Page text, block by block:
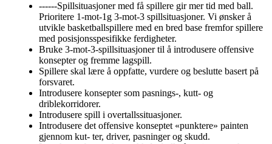
------Spillsituasjoner med få spillere gir mer tid med ball.
Prioritere 1-mot-1g 3-mot-3 spillsituasjoner. Vi ønsker å
utvikle basketballspillere med en bred base fremfor spillere
med posisjonsspesifikke ferdigheter.
Bruke 3-mot-3-spillsituasjoner til å introdusere offensive
konsepter og fremme lagspill.
Spillere skal lære å oppfatte, vurdere og beslutte basert på
forsvaret.
Introdusere konsepter som pasnings-, kutt- og
driblekorridorer.
Introdusere spill i overtallssituasjoner.
Introdusere det offensive konseptet «punktere» painten
gjennom kut- ter, driver, pasninger og skudd.